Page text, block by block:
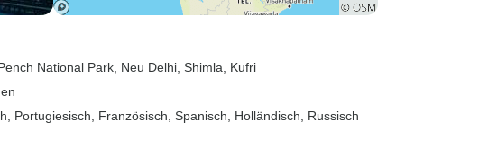
Pench National Park , Neu Delhi , Shimla , Kufri
Portugiesisch, Französisch, Spanisch, Holländisch, Russisch